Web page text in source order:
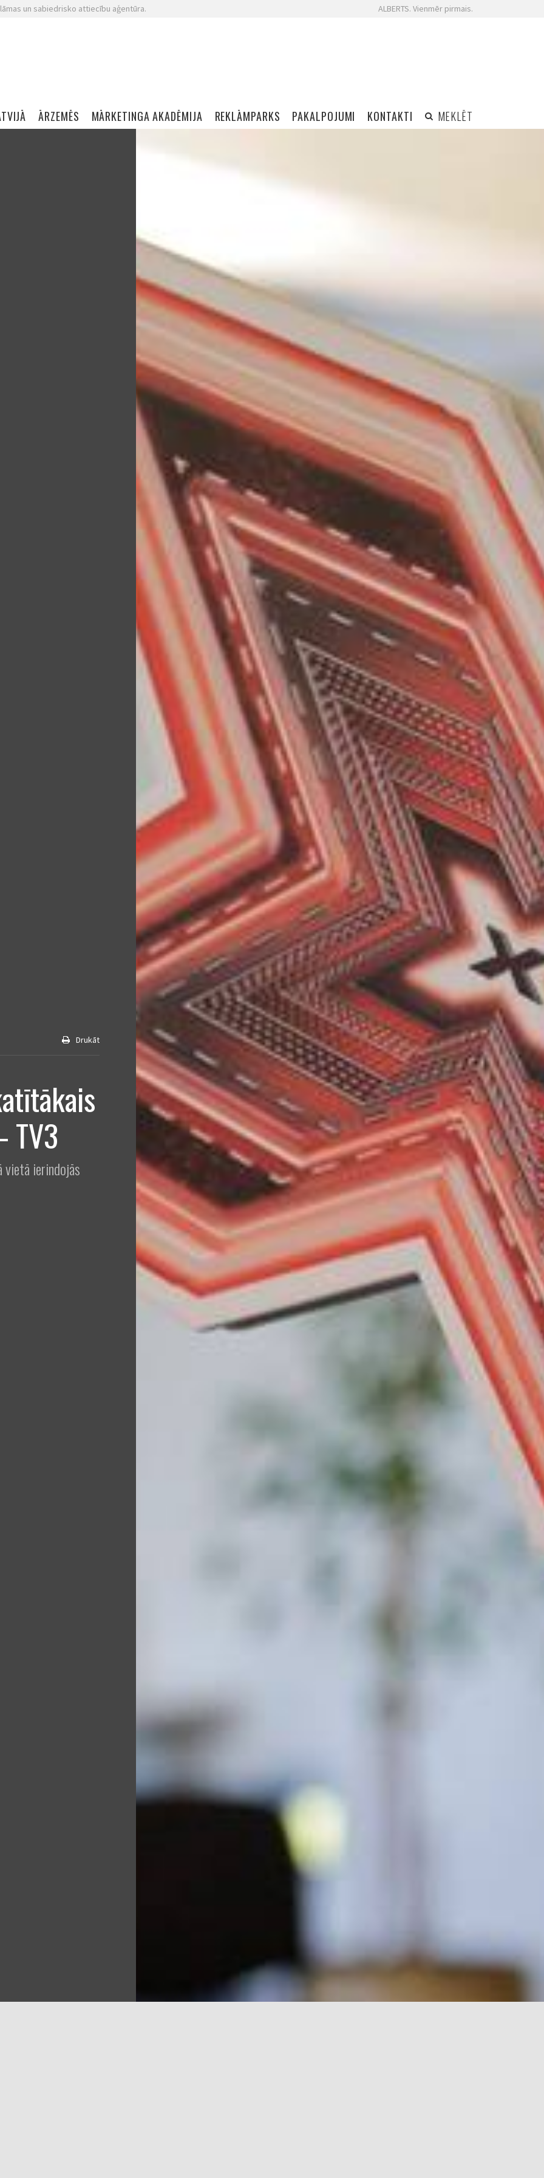
un sabiedrisko attiecību aģentūra. ALBERTS. Vienmēr pirmais.
ĀRZEMĒS MĀRKETINGA AKADĒMIJA REKLĀMPARKS PAKALPOJUMI KONTAKTI MEKLĒT
Drukāt
TV3
vietā ierindojās